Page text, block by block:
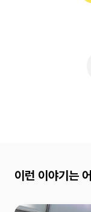
이런 이야기는